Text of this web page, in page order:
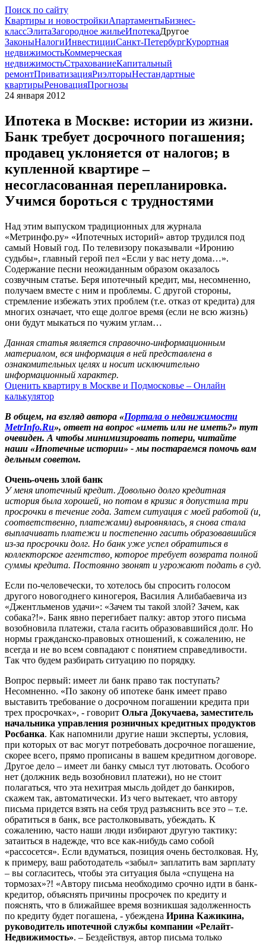
Поиск по сайту
Квартиры и новостройкиАпартаментыБизнес-
классЭлитаЗагородное жильеИпотекаДругое
ЗаконыНалогиИнвестицииСанкт-ПетербургКурортная
недвижимостьКоммерческая
недвижимостьСтрахованиеКапитальный
ремонтПриватизацияРиэлторыНестандартные
квартирыРеновацияПрогнозы
24 января 2012
Ипотека в Москве: истории из жизни.
Банк требует досрочного погашения;
продавец уклоняется от налогов; в
купленной квартире –
несогласованная перепланировка.
Учимся бороться с трудностями
Над этим выпуском традиционных для журнала
«Метринфо.ру» «Ипотечных историй» автор трудился под
самый Новый год. По телевизору показывали «Иронию
судьбы», главный герой пел «Если у вас нету дома…».
Содержание песни неожиданным образом оказалось
созвучным статье. Беря ипотечный кредит, мы, несомненно,
получаем вместе с ним и проблемы. С другой стороны,
стремление избежать этих проблем (т.е. отказ от кредита) для
многих означает, что еще долгое время (если не всю жизнь)
они будут мыкаться по чужим углам…
Данная статья является справочно-информационным
материалом, вся информация в ней представлена в
ознакомительных целях и носит исключительно
информационный характер.
Оценить квартиру в Москве и Подмосковье – Онлайн
калькулятор
В общем, на взгляд автора «Портала о недвижимости
MetrInfo.Ru», ответ на вопрос «иметь или не иметь?» тут
очевиден. А чтобы минимизировать потери, читайте
наши «Ипотечные истории» - мы постараемся помочь вам
дельным советом.
Очень-очень злой банк
У меня ипотечный кредит. Довольно долго кредитная
история была хорошей, но потом в кризис я допустила три
просрочки в течение года. Затем ситуация с моей работой (и,
соответственно, платежами) выровнялась, я снова стала
выплачивать платежи и постепенно гасить образовавшийся
из-за просрочки долг. Но банк уже успел обратиться в
коллекторское агентство, которое требует возврата полной
суммы кредита. Постоянно звонят и угрожают подать в суд.
Если по-человечески, то хотелось бы спросить голосом
другого новогоднего киногероя, Василия Алибабаевича из
«Джентльменов удачи»: «Зачем ты такой злой? Зачем, как
собака?!». Банк явно перегибает палку: автор этого письма
возобновила платежи, стала гасить образовавшийся долг. Но
нормы гражданско-правовых отношений, к сожалению, не
всегда и не во всем совпадают с понятием справедливости.
Так что будем разбирать ситуацию по порядку.
Вопрос первый: имеет ли банк право так поступать?
Несомненно. «По закону об ипотеке банк имеет право
выставить требование о досрочном погашении кредита при
трех просрочках», - говорит Ольга Докучаева, заместитель
начальника управления розничных кредитных продуктов
Росбанка. Как напомнили другие наши эксперты, условия,
при которых от вас могут потребовать досрочное погашение,
скорее всего, прямо прописаны в вашем кредитном договоре.
Другое дело – имеет ли банку смысл тут лютовать. Особого
нет (должник ведь возобновил платежи), но не стоит
полагаться, что эта нехитрая мысль дойдет до банкиров,
скажем так, автоматически. Из чего вытекает, что автору
письма придется взять на себя труд разъяснить все это – т.е.
обратиться в банк, все растолковывать, убеждать. К
сожалению, часто наши люди избирают другую тактику:
затаиться в надежде, что все как-нибудь само собой
«рассосется». Если вдуматься, позиция очень бестолковая. Ну,
к примеру, ваш работодатель «забыл» заплатить вам зарплату
– вы согласитесь, чтобы эта ситуация была «спущена на
тормозах»?! «Автору письма необходимо срочно идти в банк-
кредитор, объяснять причины просрочек по кредиту и
пояснять, что в ближайшее время возникшая задолженность
по кредиту будет погашена, - убеждена Ирина Кажикина,
руководитель ипотечной службы компании «Релайт-
Недвижимость». – Бездействуя, автор письма только